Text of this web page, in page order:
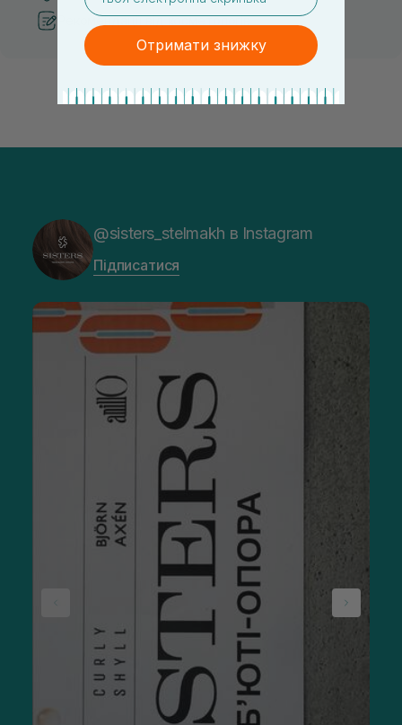
Рекомендації від косметологів
@sisters_stelmakh в Instagram
Підписатися
Отримати знижку